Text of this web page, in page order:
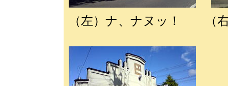
（左）ナ、ナヌッ！ （右